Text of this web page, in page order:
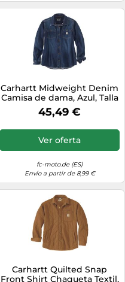
Carhartt Midweight Denim
Camisa de dama, Azul, Talla
L
45,49 €
Ver oferta
fc-moto.de (ES)
Envío a partir de 8,99 €
Carhartt Quilted Snap
Front Shirt Chaqueta Textil,